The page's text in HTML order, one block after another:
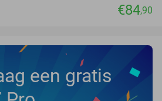
€84,90
een gratis